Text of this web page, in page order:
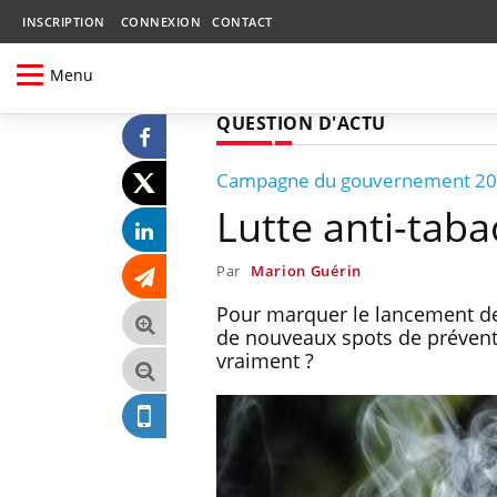
INSCRIPTION CONNEXION CONTACT
Menu
QUESTION D'ACTU
Campagne du gouvernement
Lutte anti-
Par Marion Guérin
Pour marquer le lancement
de nouveaux spots de
vraiment ?